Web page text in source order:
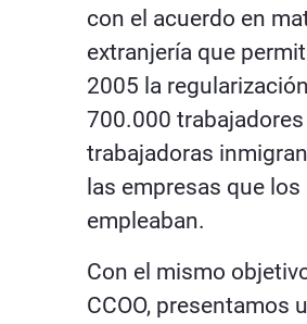
con el acuerdo en
extranjería que
2005 la
700.000 trabajadores
trabajadoras
las empresas que los
empleaban.
Con el mismo
CCOO, presentamos